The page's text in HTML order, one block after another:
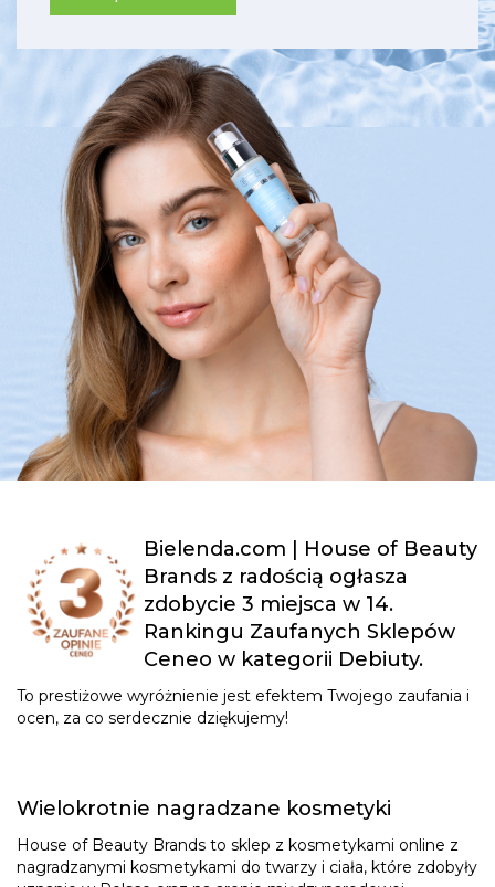
Bielenda.com | House of Beauty
Brands z radością ogłasza
zdobycie 3 miejsca w 14.
Rankingu Zaufanych Sklepów
Ceneo w kategorii Debiuty.
To prestiżowe wyróżnienie jest efektem Twojego zaufania i
ocen, za co serdecznie dziękujemy!
Wielokrotnie nagradzane kosmetyki
House of Beauty Brands to sklep z kosmetykami online z
nagradzanymi kosmetykami do twarzy i ciała, które zdobyły